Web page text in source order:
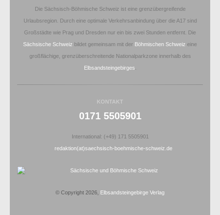
Die Sächsisch-Böhmische Schweiz ist eine grenzübergreifende
Urlaubsregion. Durch eine optimale Verkehrsanbindung über die A17 sind
Großstädte wie Prag und Dresden nur ein bis zwei Stunden entfernt. Die
Sächsische Schweiz bildet gemeinsam mit der Böhmischen Schweiz eine
großflächige, grenzüberschreitende Nationalparkzone innerhalb des
Elbsandsteingebirges
KONTAKT
0171 5505901
International: (+49) 171 5505901
redaktion(at)saechsisch-boehmische-schweiz.de
© Copyright 2026, Elbsandsteingebirge Verlag